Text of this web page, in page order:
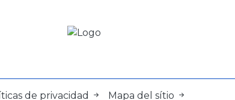
de privacidad Mapa del sítio